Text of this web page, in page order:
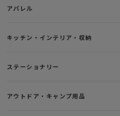
アパレル
キッチン・インテリア・収納
ステーショナリー
アウトドア・キャンプ用品